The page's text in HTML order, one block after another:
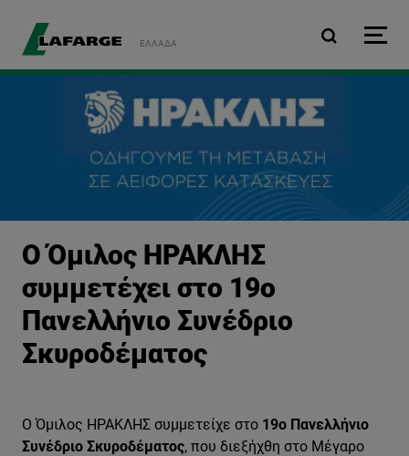
ΕΛΛΆΔΑ
Ο Όμιλος ΗΡΑΚΛΗΣ
συμμετέχει στο 19ο
Πανελλήνιο Συνέδριο
Σκυροδέματος
Ο Όμιλος ΗΡΑΚΛΗΣ συμμετείχε στο 19ο Πανελλήνιο
Συνέδριο Σκυροδέματος, που διεξήχθη στο Μέγαρο